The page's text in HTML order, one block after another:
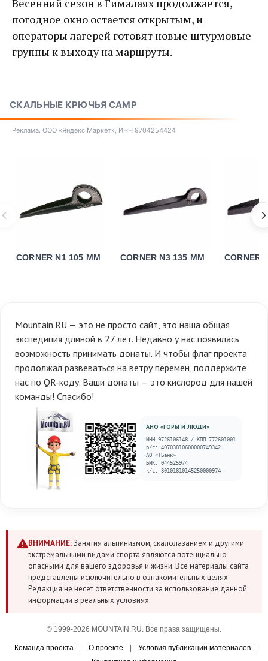
Весенний сезон в Гималаях продолжается,
погодное окно остается открытым, и
операторы лагерей готовят новые штурмовые
группы к выходу на маршруты.
СКАЛЬНЫЕ КРЮЧЬЯ CAMP
Реклама. ООО «Яндекс Маркет», ИНН 9704254424
CORNER N1 105 MM CORNER N3 135 MM CORNER
Mountain.RU — это не просто сайт, это наша общая
экспедиция длиной в 27 лет. Недавно у нас появилась
возможность принимать донаты. И чтобы флаг проекта
продолжал развеваться на ветру перемен, поддержите
нас по QR-коду. Ваши донаты — это кислород для нашей
команды! Спасибо!
АНО «ГОРЫ И ЛЮДИ»
ИНН 9726106148 / КПП 772601001
р/с: 40703810600000749342
АО «ТБанк»
БИК: 044525974
к/с: 30101810145250000974
ВНИМАНИЕ:Занятия альпинизмом, скалолазанием и другими
экстремальными видами спорта являются потенциально
опасными для вашего здоровья и жизни. Все материалы сайта
представлены исключительно в ознакомительных целях.
Редакция не несет ответственности за использование данной
информации в реальных условиях.
© 1999-2026 MOUNTAIN.RU. Все права защищены.
Команда проекта О проекте Условия публикации материалов